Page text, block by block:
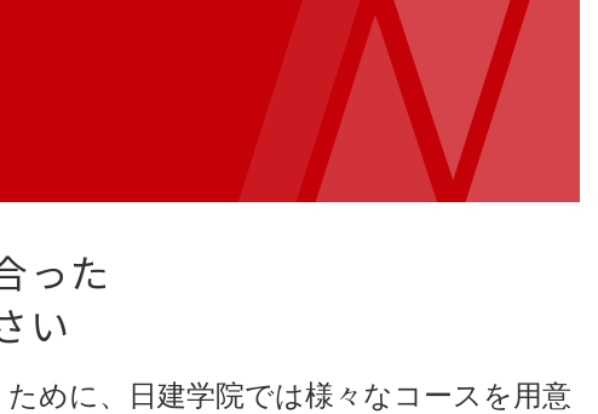
った
い
めに、日建学院では様々なコースを用意